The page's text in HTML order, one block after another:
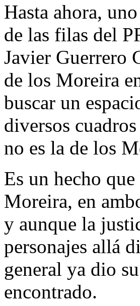
Hasta ahora,
de las filas del
Javier Guerrero
de los Moreira
buscar un
diversos
no es la de los
Es un hecho
Moreira, en
y aunque la
personajes allá
general ya dio
encontrado.